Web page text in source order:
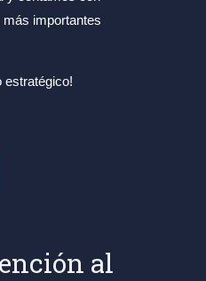
importantes
estratégico!
al